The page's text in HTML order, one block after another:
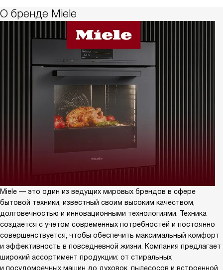
О бренде Miele
Miele — это один из ведущих мировых брендов в сфере
бытовой техники, известный своим высоким качеством,
долговечностью и инновационными технологиями. Техника
создается с учетом современных потребностей и постоянно
совершенствуется, чтобы обеспечить максимальный комфорт
и эффективность в повседневной жизни. Компания предлагает
широкий ассортимент продукции: от стиральных
и посудомоечных машин до духовок, пылесосов и встроенной